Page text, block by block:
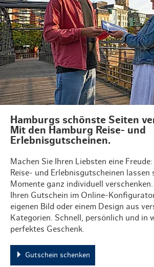
Hamburgs schönste Seiten
Mit den Hamburg Reise- und
Erlebnisgutscheinen.
Machen Sie Ihren Liebsten eine
Reise- und Erlebnisgutscheinen lassen
Momente ganz individuell
Ihren Gutschein im Online-
eigenen Bild oder einem Design aus
Kategorien. Schnell, persönlich und in
perfektes Geschenk.
Gutschein schenken